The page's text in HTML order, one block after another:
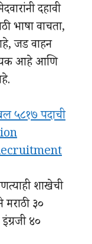
दहावी
भाषा वाचता,
जड वाहन
आहे आणि
५८१७ पदाची
शाखेची
३०
४०